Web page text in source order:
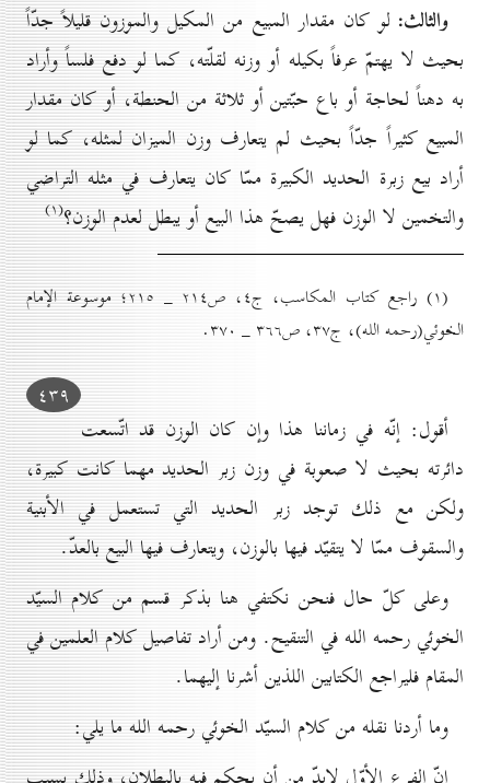
والثالث: لو كان مقدار المبيع من المكيل والموزون قليلاً جدّاً
بحيث لا يهتمّ عرفاً بكيله أو وزنه لقلّته، كما لو دفع فلساً وأراد
به دهناً لحاجة أو باع حبّتين أو ثلاثة من الحنطة، أو كان مقدار
المبيع كثيراً جدّاً بحيث لم يتعارف وزن الميزان لمثله، كما لو
أراد بيع زبرة الحديد الكبيرة ممّا كان يتعارف في مثله التراضي
والتخمين لا الوزن فهل يصحّ هذا البيع أو يبطل لعدم الوزن؟(۱)
(۱) راجع کتاب المكاسب، ج٤، ص۲۱٤ _ ۲۱٥؛ موسوعة الإمام
الخوئي(رحمه الله)، ج۳۷، ص۳٦٦ _ ۳۷٠.
٤۳۹
أقول: إنّه في زماننا هذا وإن كان الوزن قد اتّسعت
دائرته بحيث لا صعوبة في وزن زبر الحديد مهما كانت كبيرة،
ولكن مع ذلك توجد زبر الحديد التي تستعمل في الأبنية
والسقوف ممّا لا يتقيّد فيها بالوزن، ويتعارف فيها البيع بالعدّ.
وعلى كلّ حال فنحن نكتفي هنا بذكر قسم من كلام السيّد
الخوئي رحمه الله في التنقيح. ومن أراد تفاصيل كلام العلمين في
المقام فليراجع الكتابين اللذين أشرنا إليهما.
وما أردنا نقله من كلام السيّد الخوئي رحمه الله ما يلي: